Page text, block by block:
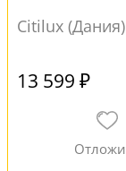
Citilux (Дания)
13 599 ₽